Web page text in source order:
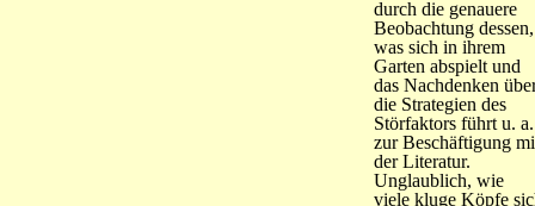
durch die genauere
Beobachtung dessen,
was sich in ihrem
Garten abspielt und
das Nachdenken
die Strategien des
Störfaktors führt u. a.
zur Beschäftigung
der Literatur.
Unglaublich, wie
viele kluge Köpfe